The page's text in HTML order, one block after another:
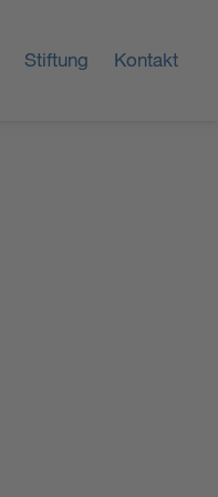
Stiftung Kontakt